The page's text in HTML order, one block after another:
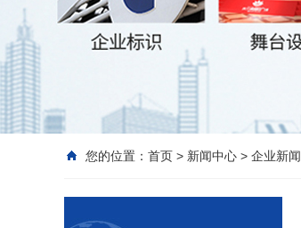
您的位置： 首页 > 新闻中心 > 企业新闻